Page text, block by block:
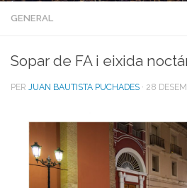
GENERAL
Sopar de FA i eixida
PER JUAN BAUTISTA PUCHADES · 28